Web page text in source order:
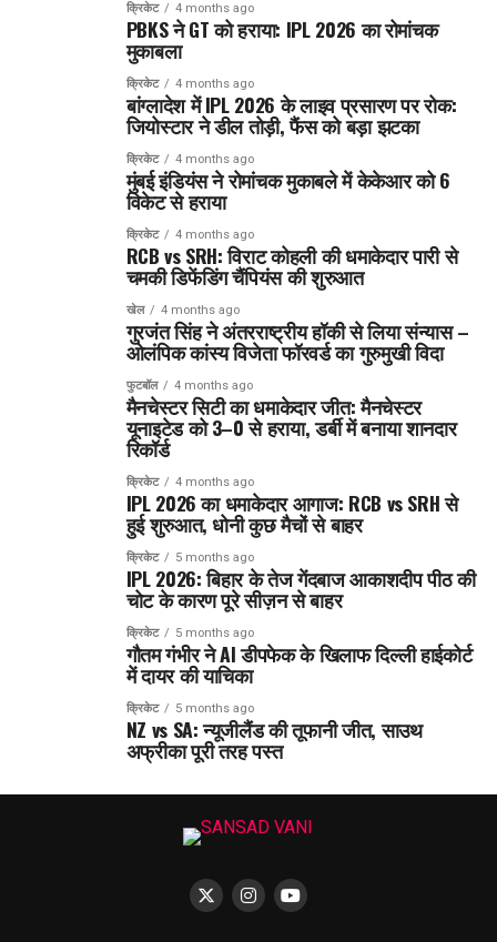
क्रिकेट 4 months ago
PBKS ने GT को हराया: IPL 2026 का रोमांचक
मुकाबला
क्रिकेट 4 months ago
बांग्लादेश में IPL 2026 के लाइव प्रसारण पर रोक:
जियोस्टार ने डील तोड़ी, फैंस को बड़ा झटका
क्रिकेट 4 months ago
मुंबई इंडियंस ने रोमांचक मुकाबले में केकेआर को 6
विकेट से हराया
क्रिकेट 4 months ago
RCB vs SRH: विराट कोहली की धमाकेदार पारी से
चमकी डिफेंडिंग चैंपियंस की शुरुआत
खेल 4 months ago
गुरजंत सिंह ने अंतरराष्ट्रीय हॉकी से लिया संन्यास –
ओलंपिक कांस्य विजेता फॉरवर्ड का गुरुमुखी विदा
फुटबॉल 4 months ago
मैनचेस्टर सिटी का धमाकेदार जीत: मैनचेस्टर
यूनाइटेड को 3–0 से हराया, डर्बी में बनाया शानदार
रिकॉर्ड
क्रिकेट 4 months ago
IPL 2026 का धमाकेदार आगाज: RCB vs SRH से
हुई शुरुआत, धोनी कुछ मैचों से बाहर
क्रिकेट 5 months ago
IPL 2026: बिहार के तेज गेंदबाज आकाशदीप पीठ की
चोट के कारण पूरे सीज़न से बाहर
क्रिकेट 5 months ago
गौतम गंभीर ने AI डीपफेक के खिलाफ दिल्ली हाईकोर्ट
में दायर की याचिका
क्रिकेट 5 months ago
NZ vs SA: न्यूजीलैंड की तूफानी जीत, साउथ
अफ्रीका पूरी तरह पस्त